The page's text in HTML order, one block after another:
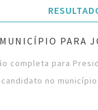
PARA
completa para
no município